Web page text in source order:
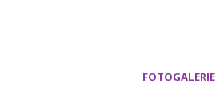
FOTOGALERIE